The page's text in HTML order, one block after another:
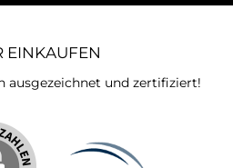
EINKAUFEN
ausgezeichnet und zertifiziert!